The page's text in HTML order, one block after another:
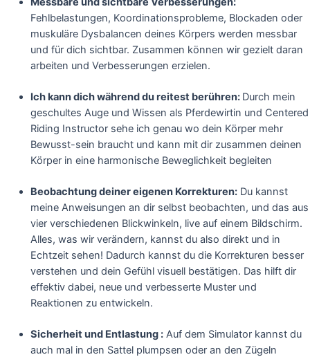
Fehlbelastungen, Koordinationsprobleme, Blockaden oder
muskuläre Dysbalancen deines Körpers werden messbar
und für dich sichtbar. Zusammen können wir gezielt daran
arbeiten und Verbesserungen erzielen.
Ich kann dich während du reitest berühren: Durch mein
geschultes Auge und Wissen als Pferdewirtin und Centered
Riding Instructor sehe ich genau wo dein Körper mehr
Bewusst-sein braucht und kann mit dir zusammen deinen
Körper in eine harmonische Beweglichkeit begleiten
Beobachtung deiner eigenen Korrekturen:Du kannst
meine Anweisungen an dir selbst beobachten, und das aus
vier verschiedenen Blickwinkeln, live auf einem Bildschirm.
Alles, was wir verändern, kannst du also direkt und in
Echtzeit sehen! Dadurch kannst du die Korrekturen besser
verstehen und dein Gefühl visuell bestätigen. Das hilft dir
effektiv dabei, neue und verbesserte Muster und
Reaktionen zu entwickeln.
Sicherheit und Entlastung :Auf dem Simulator kannst du
auch mal in den Sattel plumpsen oder an den Zügeln